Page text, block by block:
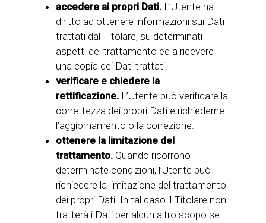
accedere ai propri Dati. L’Utente ha
diritto ad ottenere informazioni sui Dati
trattati dal Titolare, su determinati
aspetti del trattamento ed a ricevere
una copia dei Dati trattati.
verificare e chiedere la
rettificazione. L’Utente può verificare la
correttezza dei propri Dati e richiederne
l’aggiornamento o la correzione.
ottenere la limitazione del
trattamento. Quando ricorrono
determinate condizioni, l’Utente può
richiedere la limitazione del trattamento
dei propri Dati. In tal caso il Titolare non
tratterà i Dati per alcun altro scopo se